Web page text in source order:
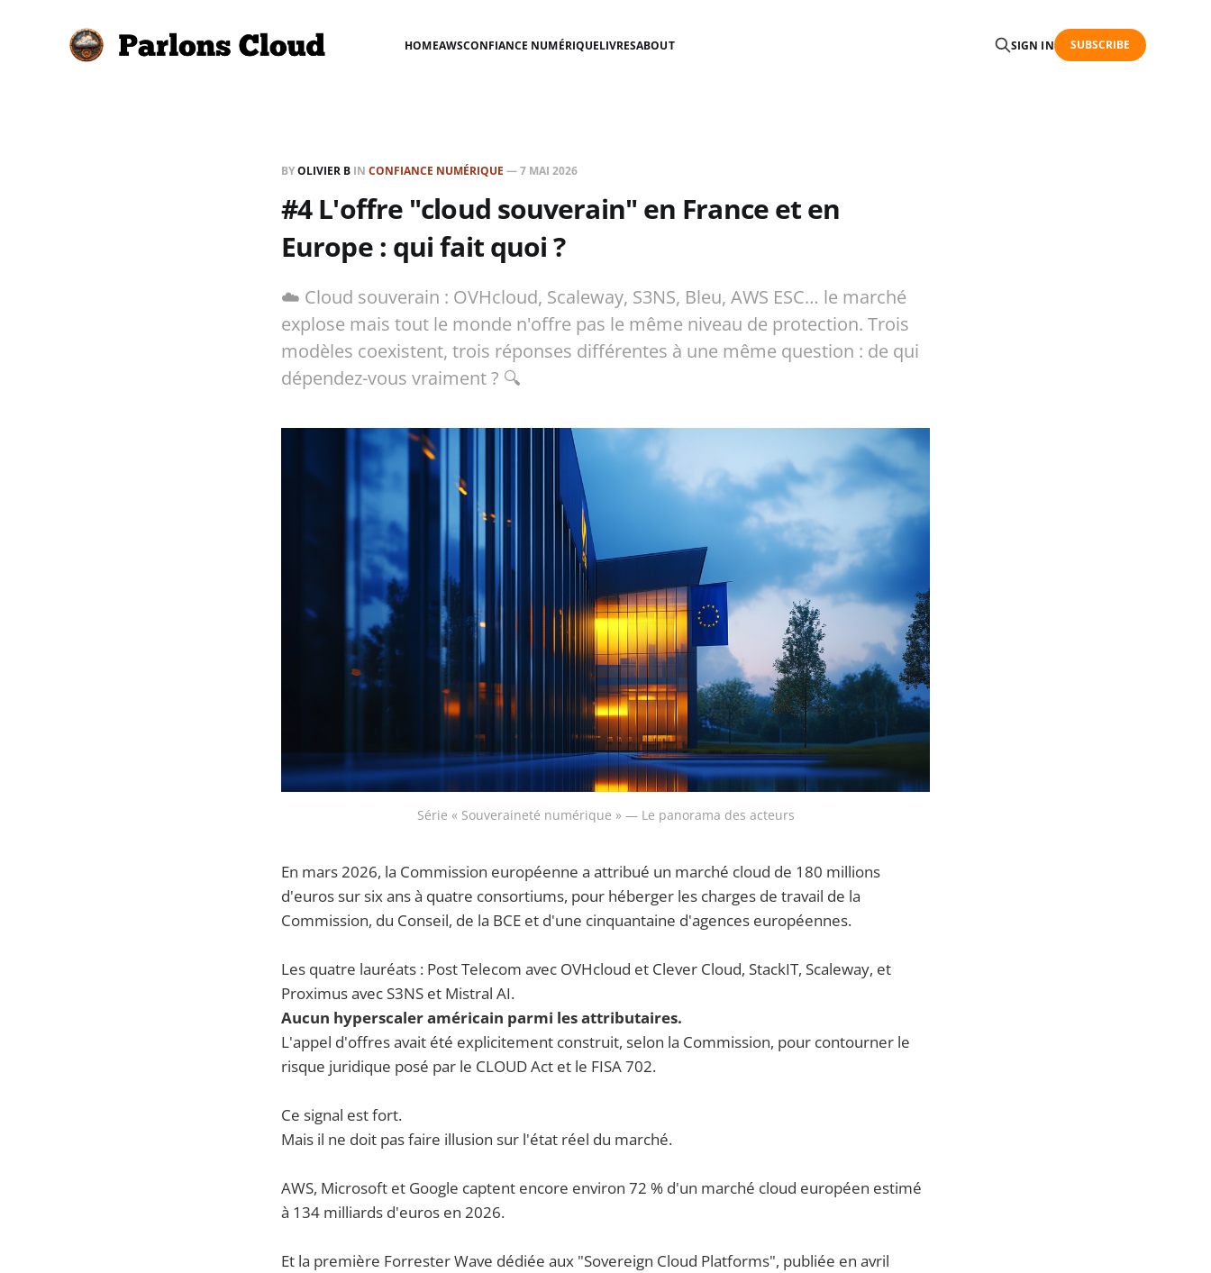
HOMEAWSCONFIANCE NUMÉRIQUELIVRESABOUT SIGN IN SUBSCRIBE
BYOLIVIER B IN CONFIANCE NUMÉRIQUE —7 MAI 2026
#4 L'offre "cloud souverain" en France et en
Europe : qui fait quoi ?
☁️ Cloud souverain : OVHcloud, Scaleway, S3NS, Bleu, AWS ESC… le marché
explose mais tout le monde n'offre pas le même niveau de protection. Trois
modèles coexistent, trois réponses différentes à une même question : de qui
dépendez-vous vraiment ? 🔍
Série « Souveraineté numérique » — Le panorama des acteurs
En mars 2026, la Commission européenne a attribué un marché cloud de 180 millions
d'euros sur six ans à quatre consortiums, pour héberger les charges de travail de la
Commission, du Conseil, de la BCE et d'une cinquantaine d'agences européennes.
Les quatre lauréats : Post Telecom avec OVHcloud et Clever Cloud, StackIT, Scaleway, et
Proximus avec S3NS et Mistral AI.
Aucun hyperscaler américain parmi les attributaires.
L'appel d'offres avait été explicitement construit, selon la Commission, pour contourner le
risque juridique posé par le CLOUD Act et le FISA 702.
Ce signal est fort.
Mais il ne doit pas faire illusion sur l'état réel du marché.
AWS, Microsoft et Google captent encore environ 72 % d'un marché cloud européen estimé
à 134 milliards d'euros en 2026.
Et la première Forrester Wave dédiée aux "Sovereign Cloud Platforms", publiée en avril